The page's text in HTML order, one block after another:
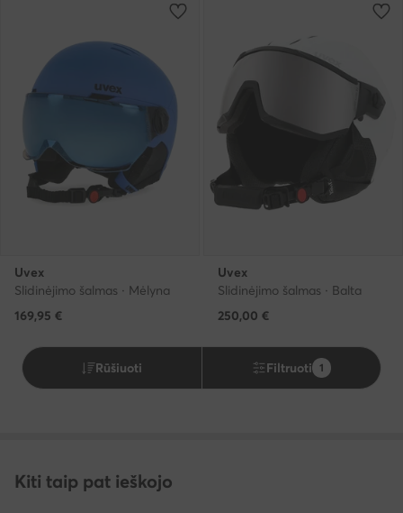
Uvex
Slidinėjimo šalmas · Mėlyna
169,95 €
Uvex
Slidinėjimo šalmas · Balta
250,00 €
Rūšiuoti Filtruoti 1
Kiti taip pat ieškojo